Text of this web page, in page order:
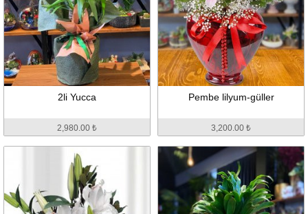
2li Yucca
2,980.00 ₺
Pembe lilyum-güller
3,200.00 ₺